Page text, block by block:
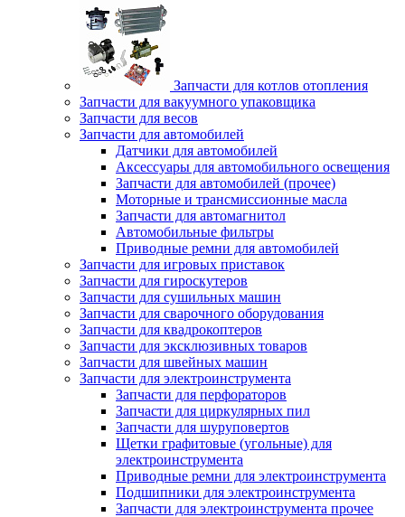
Запчасти для котлов отопления
Запчасти для вакуумного упаковщика
Запчасти для весов
Запчасти для автомобилей
Датчики для автомобилей
Аксессуары для автомобильного освещения
Запчасти для автомобилей (прочее)
Моторные и трансмиссионные масла
Запчасти для автомагнитол
Автомобильные фильтры
Приводные ремни для автомобилей
Запчасти для игровых приставок
Запчасти для гироскутеров
Запчасти для сушильных машин
Запчасти для сварочного оборудования
Запчасти для квадрокоптеров
Запчасти для эксклюзивных товаров
Запчасти для швейных машин
Запчасти для электроинструмента
Запчасти для перфораторов
Запчасти для циркулярных пил
Запчасти для шуруповертов
Щетки графитовые (угольные) для
электроинструмента
Приводные ремни для электроинструмента
Подшипники для электроинструмента
Запчасти для электроинструмента прочее